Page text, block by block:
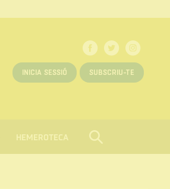
INICIA SESSIÓ SUBSCRIU-TE
HEMEROTECA CERCAR